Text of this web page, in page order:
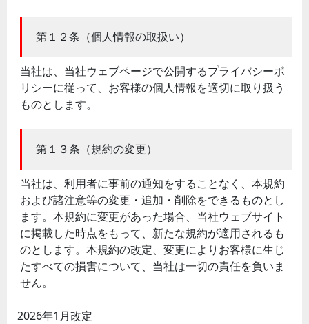
第１２条（個人情報の取扱い）
当社は、当社ウェブページで公開するプライバシーポ
リシーに従って、お客様の個人情報を適切に取り扱う
ものとします。
第１３条（規約の変更）
当社は、利用者に事前の通知をすることなく、本規約
および諸注意等の変更・追加・削除をできるものとし
ます。本規約に変更があった場合、当社ウェブサイト
に掲載した時点をもって、新たな規約が適用されるも
のとします。本規約の改定、変更によりお客様に生じ
たすべての損害について、当社は一切の責任を負いま
せん。
2026年1月改定